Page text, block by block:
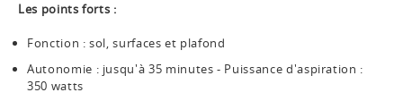
Les points forts :
Fonction : sol, surfaces et plafond
Autonomie : jusqu'à 35 minutes - Puissance d'aspiration :
350 watts